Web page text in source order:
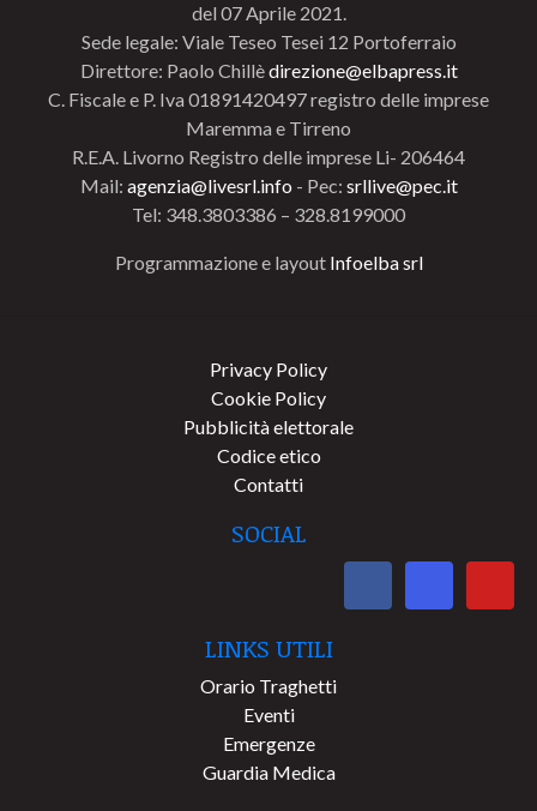
del 07 Aprile 2021.
Sede legale: Viale Teseo Tesei 12 Portoferraio
Direttore: Paolo Chillèdirezione@elbapress.it
C. Fiscale e P. Iva 01891420497 registro delle imprese
Maremma e Tirreno
R.E.A. Livorno Registro delle imprese Li- 206464
Mail: agenzia@livesrl.info - Pec: srllive@pec.it
Tel: 348.3803386 – 328.8199000
Programmazione e layout Infoelba srl
Privacy Policy
Cookie Policy
Pubblicità elettorale
Codice etico
Contatti
SOCIAL
LINKS UTILI
Orario Traghetti
Eventi
Emergenze
Guardia Medica